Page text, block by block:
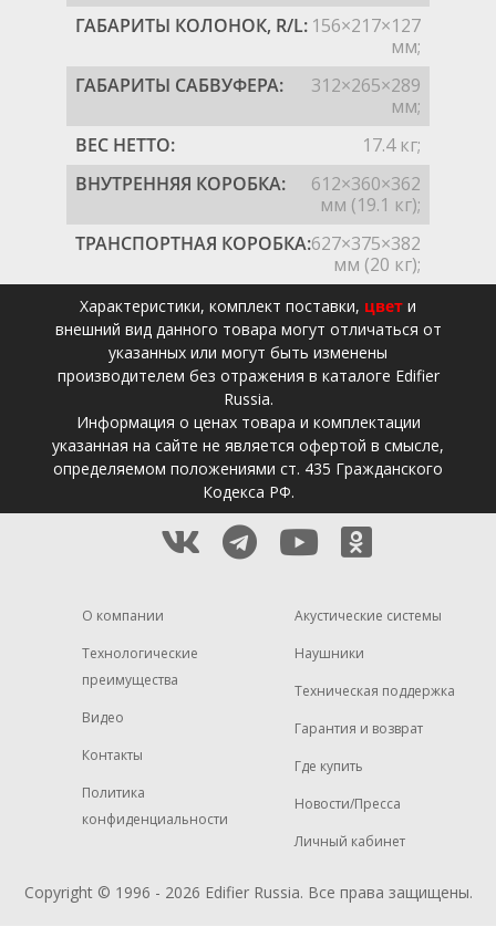
ГАБАРИТЫ КОЛОНОК, R/L: 156×217×127
мм;
ГАБАРИТЫ САБВУФЕРА:
312×265×289
мм;
ВЕС НЕТТО:
17.4 кг;
ВНУТРЕННЯЯ КОРОБКА:
612×360×362
мм (19.1 кг);
ТРАНСПОРТНАЯ КОРОБКА:627×375×382
мм (20 кг);
Xарактеристики, комплект поставки, цвет и
внешний вид данного товара могут отличаться от
указанных или могут быть изменены
производителем без отражения в каталоге Edifier
Russia.
Информация о ценах товара и комплектации
указанная на сайте не является офертой в смысле,
определяемом положениями ст. 435 Гражданского
Кодекса РФ.
О компании
Технологические
преимущества
Видео
Контакты
Политика
конфиденциальности
Акустические системы
Наушники
Техническая поддержка
Гарантия и возврат
Где купить
Новости/Пресса
Личный кабинет
Copyright © 1996 - 2026 EdifierRussia. Все права защищены.